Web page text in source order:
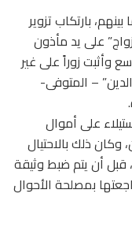
بارتكاب تزوير
على يد مأذون
وأثبت زوراً على غير
– المتوفى-
على أموال
ذلك بالاحتيال
قبل أن يتم ضبط وثيقة
بمصلحة الأحوال